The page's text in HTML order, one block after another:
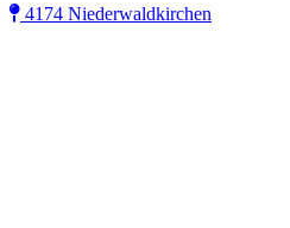
4174 Niederwaldkirchen